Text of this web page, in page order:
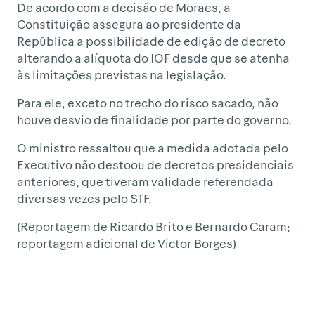
De acordo com a decisão de Moraes, a
Constituição assegura ao presidente da
República a possibilidade de edição de decreto
alterando a alíquota do IOF desde que se atenha
às limitações previstas na legislação.
Para ele, exceto no trecho do risco sacado, não
houve desvio de finalidade por parte do governo.
O ministro ressaltou que a medida adotada pelo
Executivo não destoou de decretos presidenciais
anteriores, que tiveram validade referendada
diversas vezes pelo STF.
(Reportagem de Ricardo Brito e Bernardo Caram;
reportagem adicional de Victor Borges)